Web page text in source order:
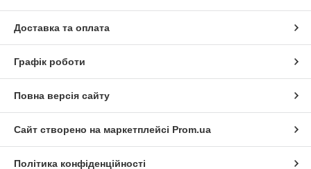
Доставка та оплата
Графік роботи
Повна версія сайту
Сайт створено на маркетплейсі Prom.ua
Політика конфіденційності